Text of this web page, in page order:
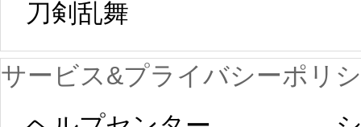
が一時停止いた
します。 2月5日
プレ
刀剣乱舞
サービス&プライバシーポリ